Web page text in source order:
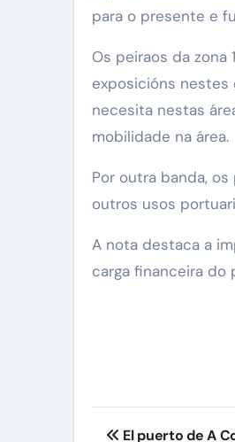
para o presente e
Os peiraos da
exposicións nestes
necesita nestas
mobilidade na área.
Por outra banda,
outros usos
A nota destaca a
carga financeira do
El puerto de A